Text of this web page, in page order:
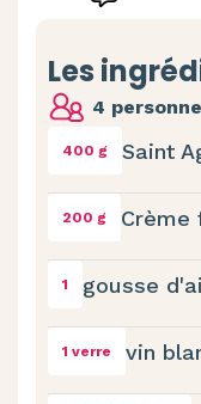
Les
4
400 g Saint
200 g Crème
1 gousse
1 verre vin